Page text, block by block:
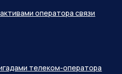
оператора связи
телеком-оператора